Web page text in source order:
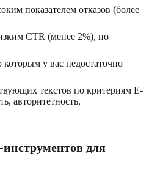
показателем отказов (более
CTR (менее 2%), но
которым у вас недостаточно
текстов по критериям E-
авторитетность,
для